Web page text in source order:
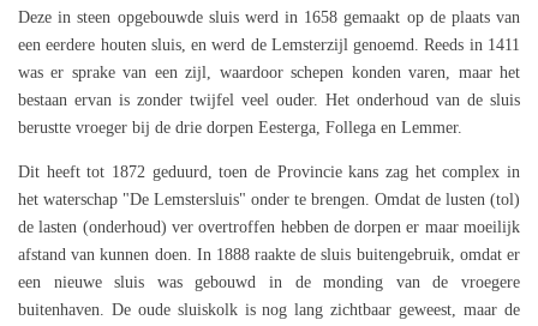
Deze in steen opgebouwde sluis werd in 1658 gemaakt op de plaats van
een eerdere houten sluis, en werd de Lemsterzijl genoemd. Reeds in 1411
was er sprake van een zijl, waardoor schepen konden varen, maar het
bestaan ervan is zonder twijfel veel ouder. Het onderhoud van de sluis
berustte vroeger bij de drie dorpen Eesterga, Follega en Lemmer.
Dit heeft tot 1872 geduurd, toen de Provincie kans zag het complex in
het waterschap "De Lemstersluis" onder te brengen. Omdat de lusten (tol)
de lasten (onderhoud) ver overtroffen hebben de dorpen er maar moeilijk
afstand van kunnen doen. In 1888 raakte de sluis buitengebruik, omdat er
een nieuwe sluis was gebouwd in de monding van de vroegere
buitenhaven. De oude sluiskolk is nog lang zichtbaar geweest, maar de